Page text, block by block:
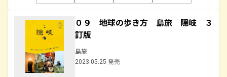
０９ 地球の歩き方 島旅 隠岐 ３
訂版
島旅
2023.05.25 発売